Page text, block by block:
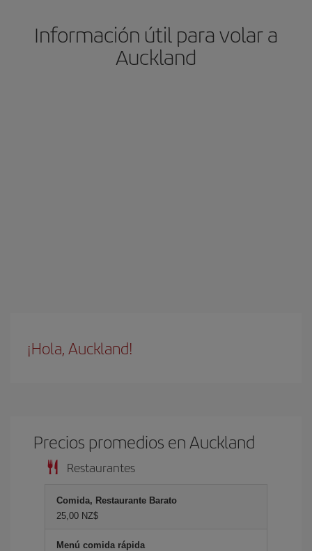
Información útil para volar a
Auckland
¡Hola, Auckland!
Precios promedios en Auckland
Restaurantes
Comida, Restaurante Barato
25,00 NZ$
Menú comida rápida